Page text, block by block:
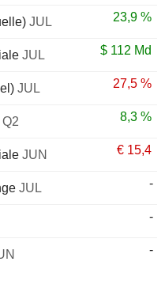
JUL 23,9 %
JUL $ 112 Md
JUL 27,5 %
Q2 8,3 %
JUN € 15,4
JUL -
-
-